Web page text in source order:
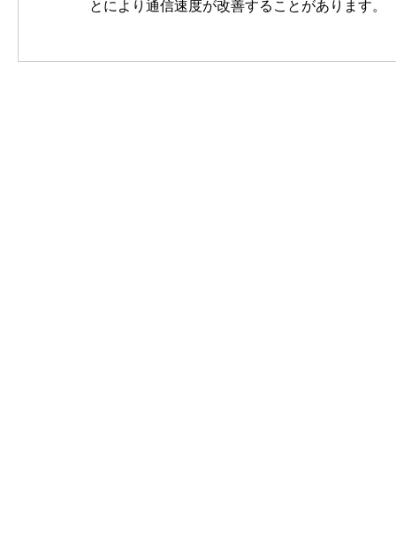
とにより通信速度が改善することがあります。